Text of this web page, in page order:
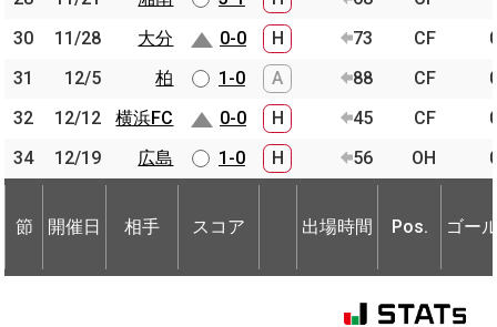
30
11/28 大分 0-0 H 73 CF
31
12/5 柏 1-0 A 88 CF
32
12/12 横浜FC 0-0 H 45 CF
34
12/19 広島 1-0 H 56 OH
節 開催日 相手 スコア 出場時間 Pos. ゴー
30
11/28
大分
31
12/5
柏
32
12/12
横浜FC
34
12/19 広島
節 開催日 相手